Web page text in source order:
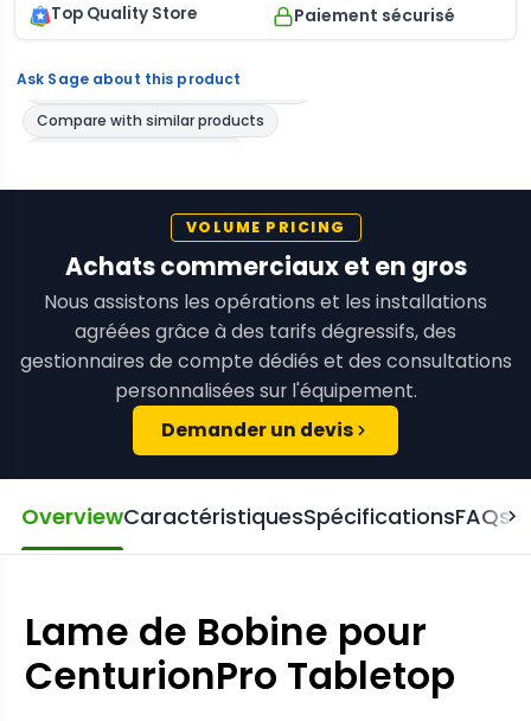
Top Quality Store Paiement sécurisé
Ask Sage about this product
VOLUME PRICING
Achats commerciaux et en gros
Nous assistons les opérations et les installations
agréées grâce à des tarifs dégressifs, des
gestionnaires de compte dédiés et des consultations
personnalisées sur l'équipement.
Demander un devis
OverviewCaractéristiquesSpécificationsFAQs
Lame de Bobine pour
CenturionPro Tabletop